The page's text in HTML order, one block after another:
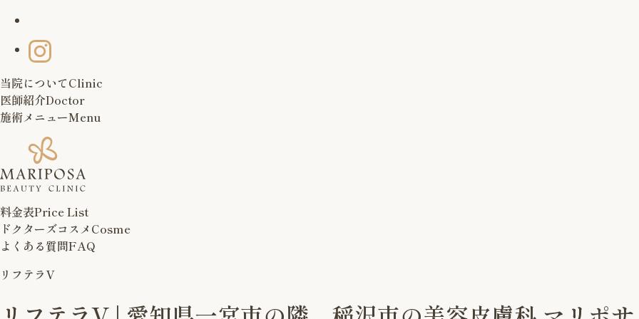
当院についてClinic
医師紹介Doctor
施術メニューMenu
料金表Price List
ドクターズコスメ Cosme
よくある質問FAQ
リフテラV